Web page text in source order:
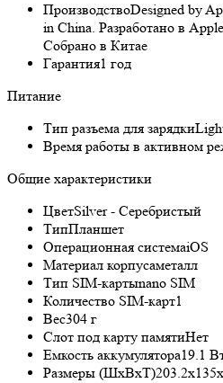
ПроизводствоDesigned by
in China. Разработано в
Собрано в Китае
Гарантия1 год
Питание
Тип разъема для зарядки
Время работы в активном
Общие характеристики
ЦветSilver - Серебристый
ТипПланшет
Операционная системаiOS
Материал корпусаметалл
Тип SIM-картыnano SIM
Количество SIM-карт1
Вес304 г
Слот под карту памятиНет
Емкость аккумулятора19.1
Размеры (ШxВxТ)